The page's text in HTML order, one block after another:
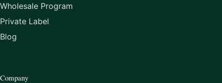
Wholesale Program
Private Label
Blog
Company